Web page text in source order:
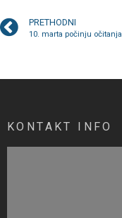
PRETHODNI
KONTAKT INFO